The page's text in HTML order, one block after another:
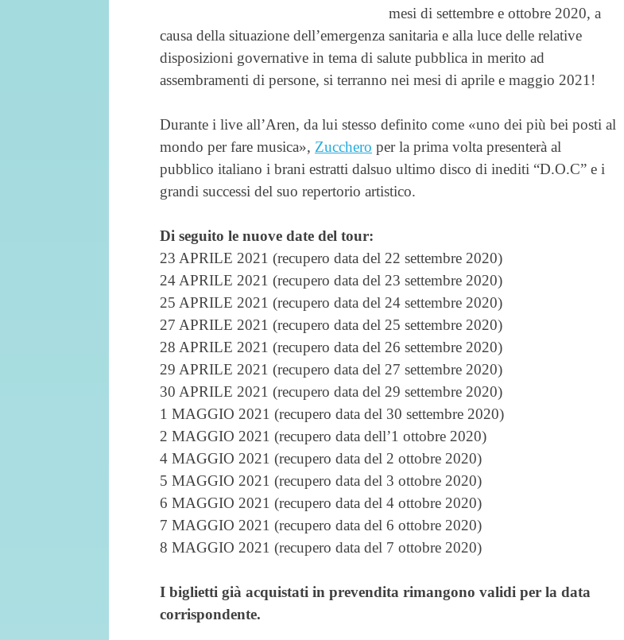
mesi di settembre e ottobre 2020, a
causa della situazione dell’emergenza sanitaria e alla luce delle relative
disposizioni governative in tema di salute pubblica in merito ad
assembramenti di persone, si terranno nei mesi di aprile e maggio 2021!
Durante i live all’Aren, da lui stesso definito come «uno dei più bei posti al
mondo per fare musica», Zucchero per la prima volta presenterà al
pubblico italiano i brani estratti dalsuo ultimo disco di inediti “D.O.C” e i
grandi successi del suo repertorio artistico.
Di seguito le nuove date del tour:
23 APRILE 2021 (recupero data del 22 settembre 2020)
24 APRILE 2021 (recupero data del 23 settembre 2020)
25 APRILE 2021 (recupero data del 24 settembre 2020)
27 APRILE 2021 (recupero data del 25 settembre 2020)
28 APRILE 2021 (recupero data del 26 settembre 2020)
29 APRILE 2021 (recupero data del 27 settembre 2020)
30 APRILE 2021 (recupero data del 29 settembre 2020)
1 MAGGIO 2021 (recupero data del 30 settembre 2020)
2 MAGGIO 2021 (recupero data dell’1 ottobre 2020)
4 MAGGIO 2021 (recupero data del 2 ottobre 2020)
5 MAGGIO 2021 (recupero data del 3 ottobre 2020)
6 MAGGIO 2021 (recupero data del 4 ottobre 2020)
7 MAGGIO 2021 (recupero data del 6 ottobre 2020)
8 MAGGIO 2021 (recupero data del 7 ottobre 2020)
I biglietti già acquistati in prevendita rimangono validi per la data
corrispondente.